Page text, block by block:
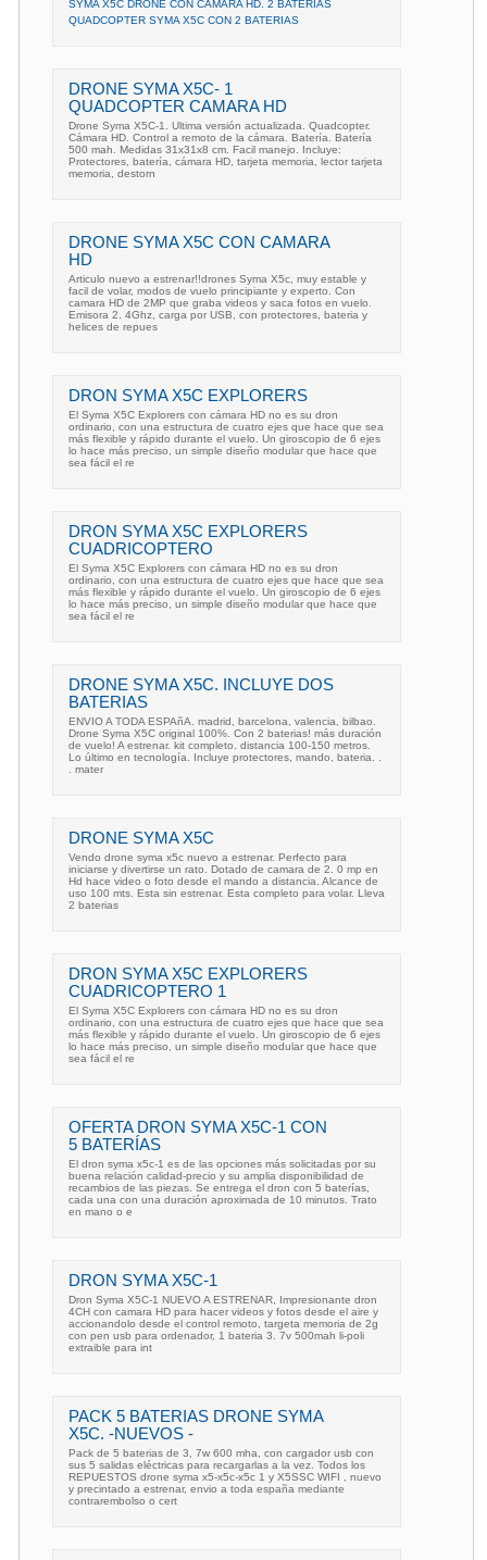
SYMA X5C DRONE CON CAMARA HD. 2 BATERIAS
QUADCOPTER SYMA X5C CON 2 BATERIAS
DRONE SYMA X5C- 1
QUADCOPTER CAMARA HD
Drone Syma X5C-1. Ultima versión actualizada. Quadcopter.
Cámara HD. Control a remoto de la cámara. Batería. Batería
500 mah. Medidas 31x31x8 cm. Facil manejo. Incluye:
Protectores, batería, cámara HD, tarjeta memoria, lector tarjeta
memoria, destorn
DRONE SYMA X5C CON CAMARA
HD
Articulo nuevo a estrenar!!drones Syma X5c, muy estable y
facil de volar, modos de vuelo principiante y experto. Con
camara HD de 2MP que graba videos y saca fotos en vuelo.
Emisora 2. 4Ghz, carga por USB, con protectores, bateria y
helices de repues
DRON SYMA X5C EXPLORERS
El Syma X5C Explorers con cámara HD no es su dron
ordinario, con una estructura de cuatro ejes que hace que sea
más flexible y rápido durante el vuelo. Un giroscopio de 6 ejes
lo hace más preciso, un simple diseño modular que hace que
sea fácil el re
DRON SYMA X5C EXPLORERS
CUADRICOPTERO
El Syma X5C Explorers con cámara HD no es su dron
ordinario, con una estructura de cuatro ejes que hace que sea
más flexible y rápido durante el vuelo. Un giroscopio de 6 ejes
lo hace más preciso, un simple diseño modular que hace que
sea fácil el re
DRONE SYMA X5C. INCLUYE DOS
BATERIAS
ENVIO A TODA ESPAñA. madrid, barcelona, valencia, bilbao.
Drone Syma X5C original 100%. Con 2 baterias! más duración
de vuelo! A estrenar. kit completo. distancia 100-150 metros.
Lo último en tecnología. Incluye protectores, mando, bateria. .
. mater
DRONE SYMA X5C
Vendo drone syma x5c nuevo a estrenar. Perfecto para
iniciarse y divertirse un rato. Dotado de camara de 2. 0 mp en
Hd hace video o foto desde el mando a distancia. Alcance de
uso 100 mts. Esta sin estrenar. Esta completo para volar. Lleva
2 baterias
DRON SYMA X5C EXPLORERS
CUADRICOPTERO 1
El Syma X5C Explorers con cámara HD no es su dron
ordinario, con una estructura de cuatro ejes que hace que sea
más flexible y rápido durante el vuelo. Un giroscopio de 6 ejes
lo hace más preciso, un simple diseño modular que hace que
sea fácil el re
OFERTA DRON SYMA X5C-1 CON
5 BATERÍAS
El dron syma x5c-1 es de las opciones más solicitadas por su
buena relación calidad-precio y su amplia disponibilidad de
recambios de las piezas. Se entrega el dron con 5 baterías,
cada una con una duración aproximada de 10 minutos. Trato
en mano o e
DRON SYMA X5C-1
Dron Syma X5C-1 NUEVO A ESTRENAR, Impresionante dron
4CH con camara HD para hacer videos y fotos desde el aire y
accionandolo desde el control remoto, targeta memoria de 2g
con pen usb para ordenador, 1 bateria 3. 7v 500mah li-poli
extraible para int
PACK 5 BATERIAS DRONE SYMA
X5C. -NUEVOS -
Pack de 5 baterias de 3, 7w 600 mha, con cargador usb con
sus 5 salidas eléctricas para recargarlas a la vez. Todos los
REPUESTOS drone syma x5-x5c-x5c 1 y X5SSC WIFI , nuevo
y precintado a estrenar, envio a toda españa mediante
contrarembolso o cert